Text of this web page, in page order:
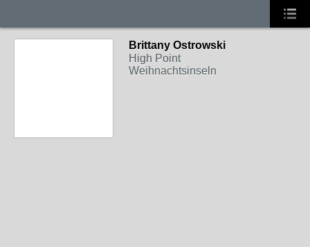
Brittany Ostrowski
High Point
Weihnachtsinseln